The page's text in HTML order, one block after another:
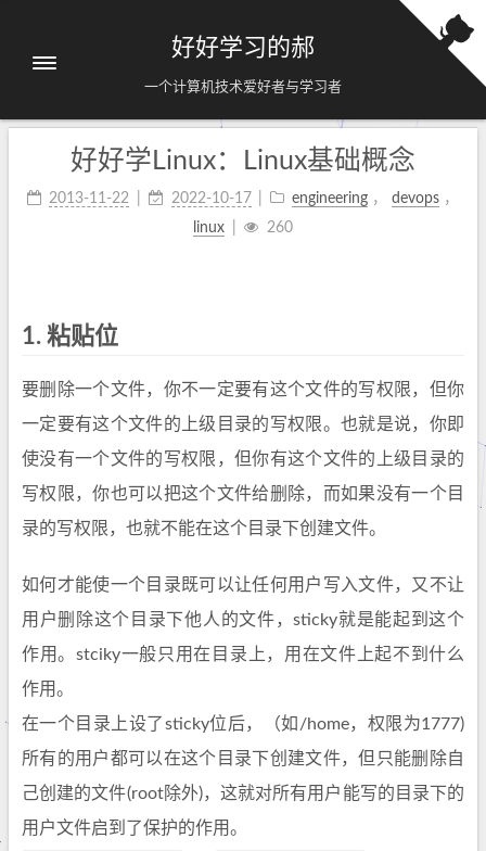
好好学习的郝
一个计算机技术爱好者与学习者
好好学Linux：Linux基础概念
2013-11-22 2022-10-17 engineering ， devops ，
linux
260
1. 粘贴位
要删除一个文件，你不一定要有这个文件的写权限，但你
一定要有这个文件的上级目录的写权限。也就是说，你即
使没有一个文件的写权限，但你有这个文件的上级目录的
写权限，你也可以把这个文件给删除，而如果没有一个目
录的写权限，也就不能在这个目录下创建文件。
如何才能使一个目录既可以让任何用户写入文件，又不让
用户删除这个目录下他人的文件，sticky就是能起到这个
作用。stciky一般只用在目录上，用在文件上起不到什么
作用。
在一个目录上设了sticky位后，（如/home，权限为1777)
所有的用户都可以在这个目录下创建文件，但只能删除自
己创建的文件(root除外)，这就对所有用户能写的目录下的
用户文件启到了保护的作用。